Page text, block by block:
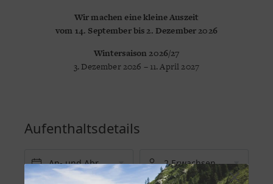
Wir machen eine kleine Auszeit
vom 14. September bis 2. Dezember 2026
Wintersaison 2026/27
3. Dezember 2026 – 11. April 2027